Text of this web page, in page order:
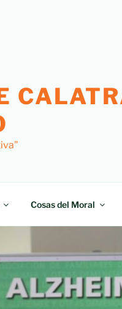
Cosas del Moral